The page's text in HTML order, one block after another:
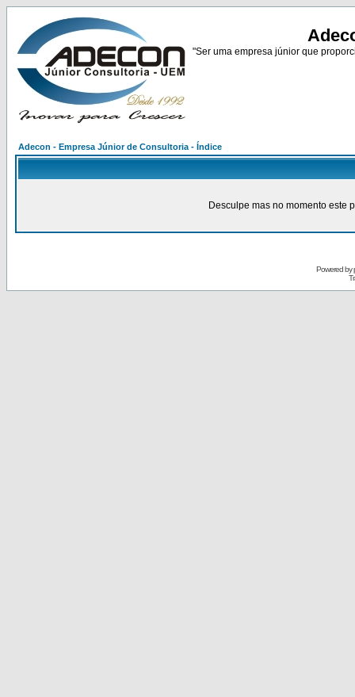
"Ser uma empresa júnior que
Adecon - Empresa Júnior de Consultoria - Índice
Desculpe mas no momento este
Powered by